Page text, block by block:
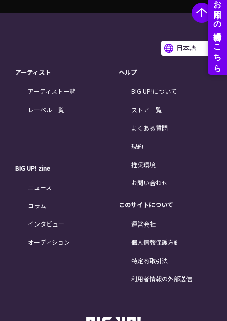
日本語
アーティスト
アーティスト一覧
レーベル一覧
BIG UP! zine
ニュース
コラム
インタビュー
オーディション
ヘルプ
BIG UP!について
ストア一覧
よくある質問
規約
推奨環境
お問い合わせ
このサイトについて
運営会社
個人情報保護方針
特定商取引法
利用者情報の外部送信